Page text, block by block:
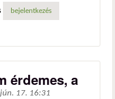
bejelentkezés
érdemes, a
17. 16:31